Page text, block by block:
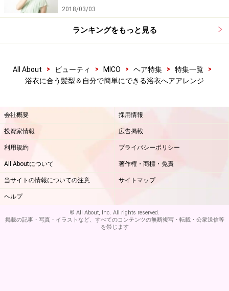
2018/03/03
ランキングをもっと見る
All About > ビューティ > MICO > ヘア特集 > 特集一覧
>
浴衣に合う髪型＆自分で簡単にできる浴衣へアアレンジ
会社概要 採用情報
投資家情報 広告掲載
利用規約 プライバシーポリシー
All Aboutについて 著作権・商標・免責
当サイトの情報についての注意 サイトマップ
ヘルプ
© All About, Inc. All rights reserved.
掲載の記事・写真・イラストなど、すべてのコンテンツの無断複写・転載・公衆送信等
を禁じます